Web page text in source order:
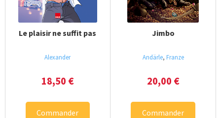
Essais – témoignages
Beaux livres
Le plaisir ne suffit pas
Alexander
18,50 €
Commander
Jimbo
Andärle, Franze
20,00 €
Commander